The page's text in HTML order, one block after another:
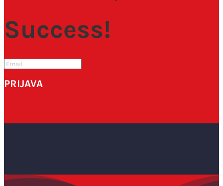
Success!
PRIJAVA